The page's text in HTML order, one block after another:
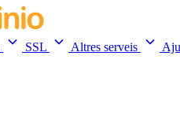
SSL Altres serveis